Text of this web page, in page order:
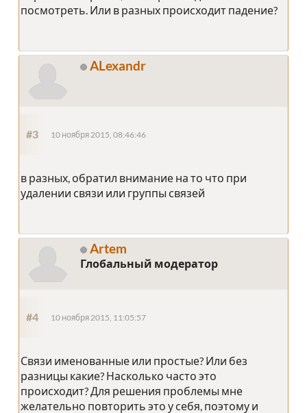
посмотреть. Или в разных происходит падение?
ALexandr
#3 10 ноября 2015, 08:46:46
в разных, обратил внимание на то что при
удалении связи или группы связей
Artem
Глобальный модератор
#4 10 ноября 2015, 11:05:57
Связи именованные или простые? Или без
разницы какие? Насколько часто это
происходит? Для решения проблемы мне
желательно повторить это у себя, поэтому и